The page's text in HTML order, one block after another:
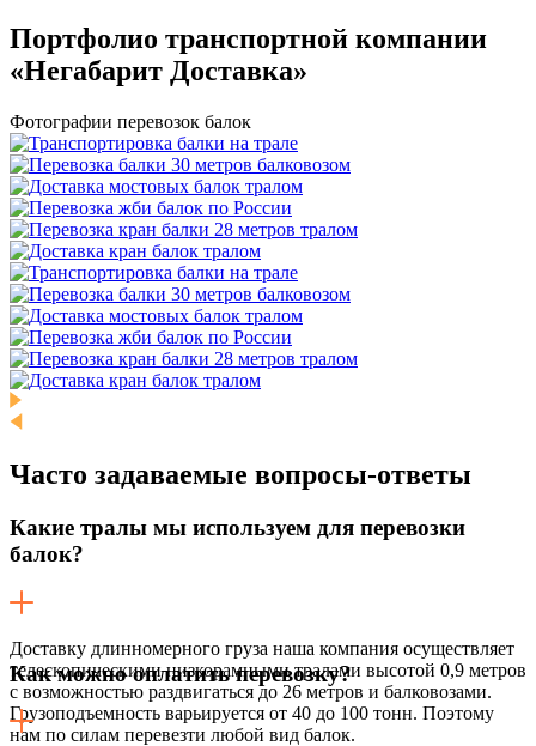
Портфолио транспортной компании
«Негабарит Доставка»
Фотографии перевозок балок
Часто задаваемые вопросы-ответы
Какие тралы мы используем для перевозки
балок?
Доставку длинномерного груза наша компания осуществляет
телескопическими низкорамными тралами высотой 0,9 метров
с возможностью раздвигаться до 26 метров и балковозами.
Грузоподъемность варьируется от 40 до 100 тонн. Поэтому
нам по силам перевезти любой вид балок.
Как можно оплатить перевозку?